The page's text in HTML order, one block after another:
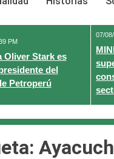
PM
Oliver Stark es
del
Petroperú
07/